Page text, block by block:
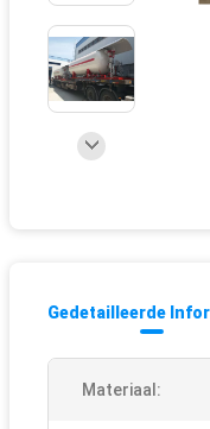
Gedetailleerde
Materiaal: